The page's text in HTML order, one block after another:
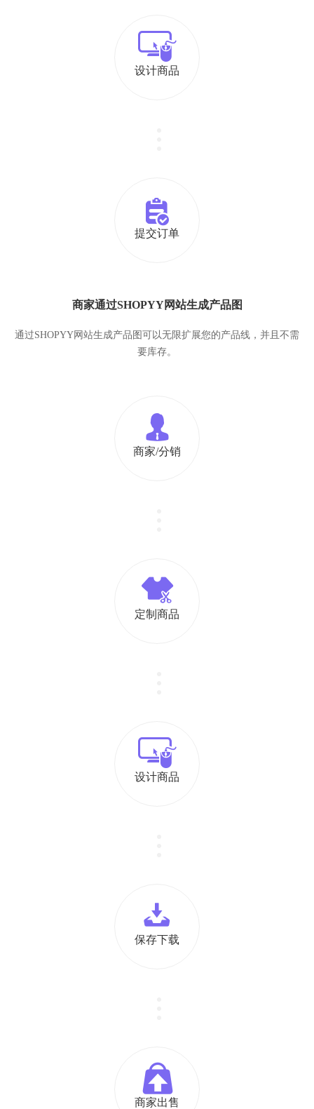
设计商品
提交订单
商家通过SHOPYY网站生成产品图
通过SHOPYY网站生成产品图可以无限扩展您的产品线，并且不需
要库存。
商家/分销
定制商品
设计商品
保存下载
商家出售